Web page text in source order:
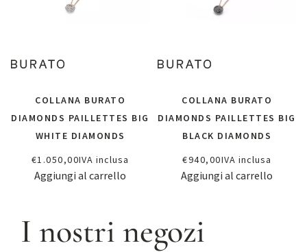
COLLANA BURATO
DIAMONDS PAILLETTES BIG
WHITE DIAMONDS
€1.050,00IVA inclusa
Aggiungi al carrello
COLLANA BURATO
DIAMONDS PAILLETTES BIG
BLACK DIAMONDS
€940,00IVA inclusa
Aggiungi al carrello
I nostri negozi